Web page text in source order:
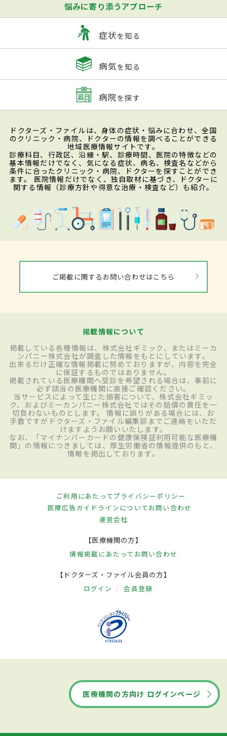
悩みに寄り添うアプローチ
症状を知る
病気を知る
病院を探す
ドクターズ・ファイルは、身体の症状・悩みに合わせ、全国
のクリニック・病院、ドクターの情報を調べることができる
地域医療情報サイトです。
診療科目、行政区、沿線・駅、診療時間、医院の特徴などの
基本情報だけでなく、気になる症状、病名、検査名などから
条件に合ったクリニック・病院、ドクターを探すことができ
ます。 医院情報だけでなく、独自取材に基づき、ドクターに
関する情報（診療方針や得意な治療・検査など）も紹介。
ご掲載に関するお問い合わせはこちら
掲載情報について
掲載している各種情報は、株式会社ギミック、またはミーカ
ンパニー株式会社が調査した情報をもとにしています。
出来るだけ正確な情報掲載に努めておりますが、内容を完全
に保証するものではありません。
掲載されている医療機関へ受診を希望される場合は、事前に
必ず該当の医療機関に直接ご確認ください。
当サービスによって生じた損害について、株式会社ギミッ
ク、およびミーカンパニー株式会社ではその賠償の責任を一
切負わないものとします。 情報に誤りがある場合には、お
手数ですがドクターズ・ファイル編集部までご連絡をいただ
けますようお願いいたします。
なお、「マイナンバーカードの健康保険証利用可能な医療機
関」の情報につきましては、厚生労働省の情報提供のもと、
情報を掲出しております。
ご利用にあたってプライバシーポリシー
医療広告ガイドラインについてお問い合わせ
運営会社
【医療機関の方】
情報掲載にあたって お問い合わせ
【ドクターズ・ファイル会員の方】
ログイン 会員登録
医療機関の方向け ログインページ